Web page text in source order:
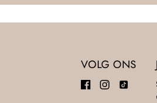
VOLG ONS